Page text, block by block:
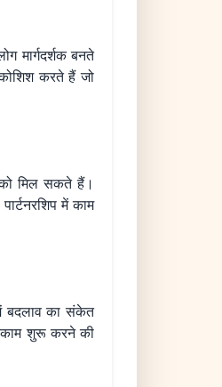
मार्गदर्शक बनते
करते हैं जो
मिल सकते हैं।
में काम
बदलाव का संकेत
काम शुरू करने की